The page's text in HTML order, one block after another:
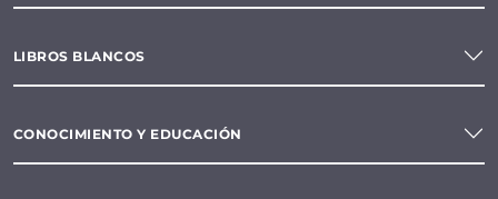
LIBROS BLANCOS
CONOCIMIENTO Y EDUCACIÓN